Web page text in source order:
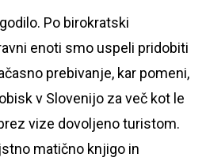
Po birokratski
enoti smo uspeli pridobiti
prebivanje, kar pomeni,
v Slovenijo za več kot le
vize dovoljeno turistom.
matično knjigo in